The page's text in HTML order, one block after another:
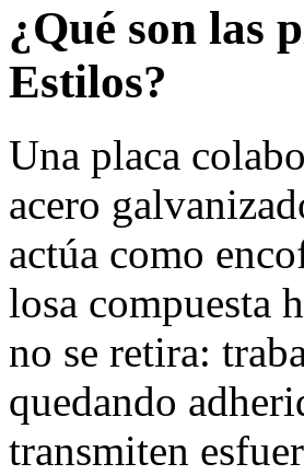
¿Qué son las
Estilos?
Una placa
acero
actúa como
losa compuesta
no se retira:
quedando
transmiten